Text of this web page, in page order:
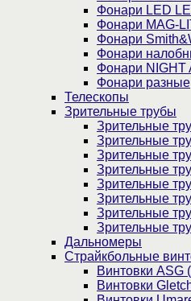
Фонари LED
Фонари MAG-
Фонари
Фонари
Фонари NIGHT
Фонари разные
Телескопы
Зрительные трубы
Зрительные
Зрительные
Зрительные
Зрительные
Зрительные
Зрительные
Зрительные
Зрительные
Дальномеры
Страйкбольные
Винтовки ASG
Винтовки